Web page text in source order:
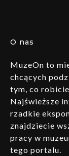
O nas
MuzeOn to
chcących
tym, co
Najświeższe
rzadkie
znajdziecie
pracy w
tego portalu.